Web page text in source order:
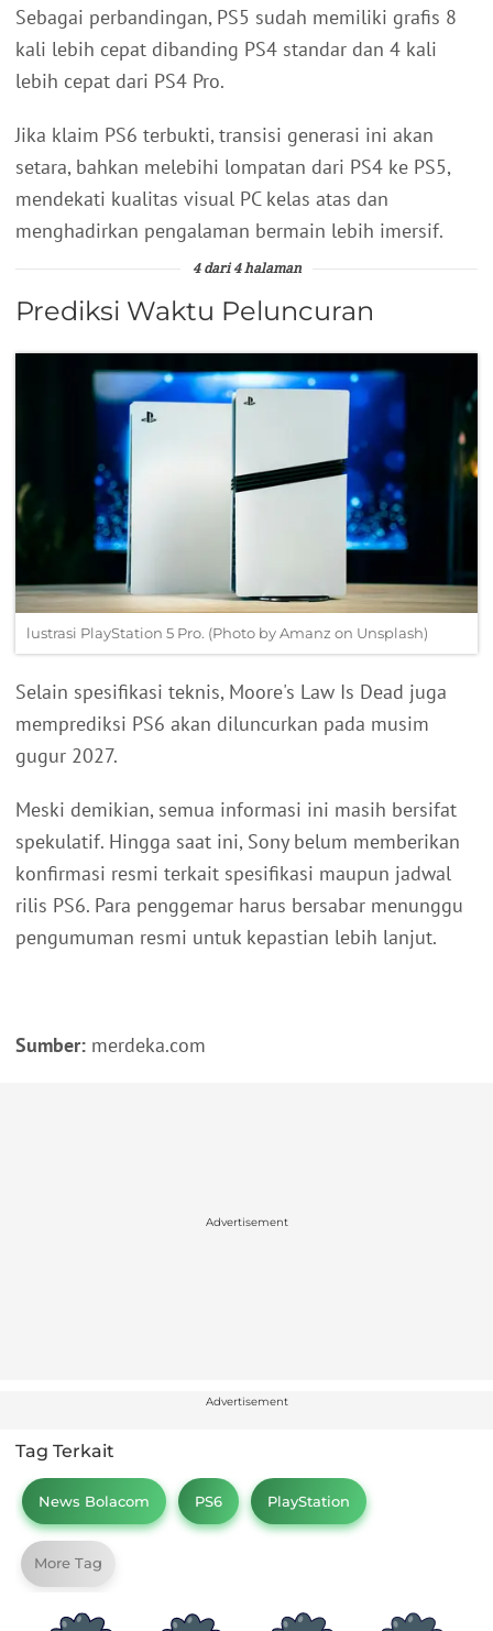
Sebagai perbandingan, PS5 sudah memiliki grafis 8
kali lebih cepat dibanding PS4 standar dan 4 kali
lebih cepat dari PS4 Pro.
Jika klaim PS6 terbukti, transisi generasi ini akan
setara, bahkan melebihi lompatan dari PS4 ke PS5,
mendekati kualitas visual PC kelas atas dan
menghadirkan pengalaman bermain lebih imersif.
4 dari 4 halaman
Prediksi Waktu Peluncuran
lustrasi PlayStation 5 Pro. (Photo by Amanz on Unsplash)
Selain spesifikasi teknis, Moore's Law Is Dead juga
memprediksi PS6 akan diluncurkan pada musim
gugur 2027.
Meski demikian, semua informasi ini masih bersifat
spekulatif. Hingga saat ini, Sony belum memberikan
konfirmasi resmi terkait spesifikasi maupun jadwal
rilis PS6. Para penggemar harus bersabar menunggu
pengumuman resmi untuk kepastian lebih lanjut.
Sumber: merdeka.com
Advertisement
Advertisement
Tag Terkait
News Bolacom PS6 PlayStation
More Tag